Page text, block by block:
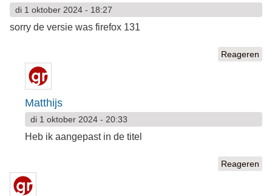
di 1 oktober 2024 - 18:27
sorry de versie was firefox 131
Reageren
Matthijs
di 1 oktober 2024 - 20:33
Heb ik aangepast in de titel
Reageren